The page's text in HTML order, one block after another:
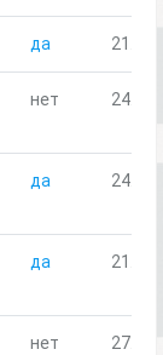
да 21.65
нет 24.91
да 24.35
да 21.40
нет 27.53